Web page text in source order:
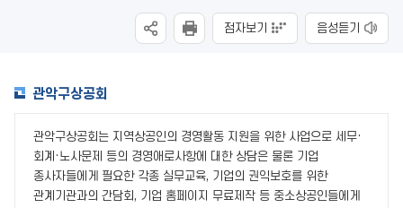
점자보기 음성듣기
관악구상공회
관악구상공회는 지역상공인의 경영활동 지원을 위한 사업으로 세무·
회계·노사문제 등의 경영애로사항에 대한 상담은 물론 기업
종사자들에게 필요한 각종 실무교육, 기업의 권익보호를 위한
관계기관과의 간담회, 기업 홈페이지 무료제작 등 중소상공인들에게